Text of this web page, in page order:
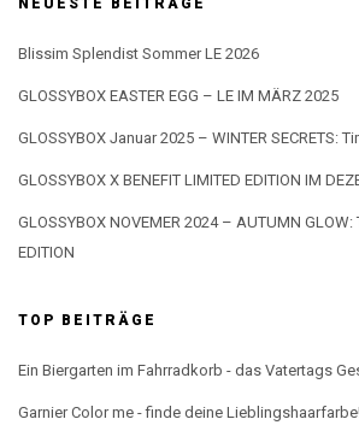
Blissim Splendist Sommer LE 2026
GLOSSYBOX EASTER EGG – LE IM MÄRZ 2025
GLOSSYBOX Januar 2025 – WINTER SECRETS:
GLOSSYBOX X BENEFIT LIMITED EDITION IM
GLOSSYBOX NOVEMER 2024 – AUTUMN GLOW:
EDITION
TOP BEITRÄGE
Ein Biergarten im Fahrradkorb - das Vatertags
Garnier Color me - finde deine Lieblingshaarfarbe!